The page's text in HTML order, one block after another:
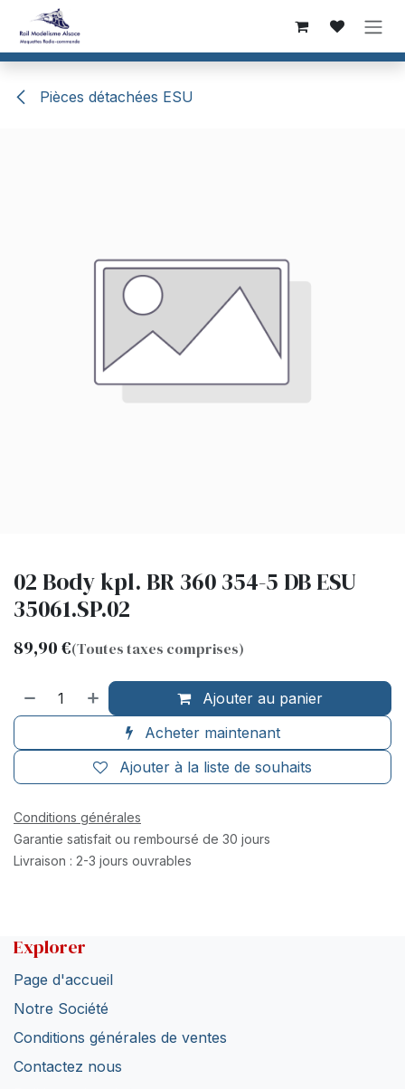
Se rendre au contenu
Pièces détachées ESU
02 Body kpl. BR 360 354-5 DB ESU
35061.SP.02
89,90€(Toutes taxes comprises)
Ajouter au panier
Acheter maintenant
Ajouter à la liste de souhaits
Conditions générales
Garantie satisfait ou remboursé de 30 jours
Livraison : 2-3 jours ouvrables
Explorer
Page d'accueil
Notre Société
Conditions générales de ventes
Contactez nous